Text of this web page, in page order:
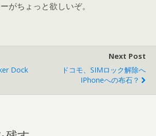
がちょっと欲しいぞ。
Dock
Next Post
ドコモ、SIMロック解除へ
IPhoneへの布石？